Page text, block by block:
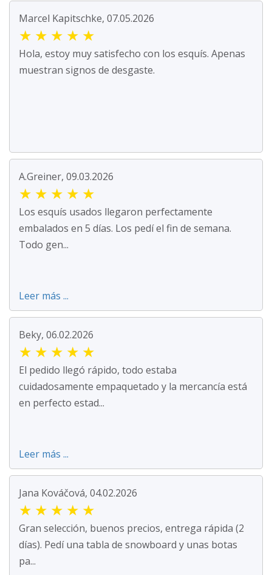
Marcel Kapitschke, 07.05.2026
★ ★ ★ ★ ★
Hola, estoy muy satisfecho con los esquís. Apenas
muestran signos de desgaste.
A.Greiner, 09.03.2026
★ ★ ★ ★ ★
Los esquís usados llegaron perfectamente
embalados en 5 días. Los pedí el fin de semana.
Todo gen...
Leer más ...
Beky, 06.02.2026
★ ★ ★ ★ ★
El pedido llegó rápido, todo estaba
cuidadosamente empaquetado y la mercancía está
en perfecto estad...
Leer más ...
Jana Kováčová, 04.02.2026
★ ★ ★ ★ ★
Gran selección, buenos precios, entrega rápida (2
días). Pedí una tabla de snowboard y unas botas
pa...